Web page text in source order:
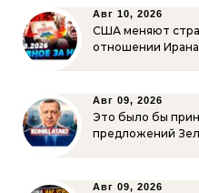
Авг 10, 2026
США меняют
отношении
Авг 09, 2026
Это было бы
предложений
Авг 09, 2026